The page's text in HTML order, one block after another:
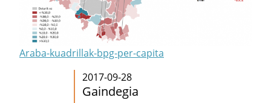
Araba-kuadrillak-bpg-per-capita
2017-09-28
Gaindegia